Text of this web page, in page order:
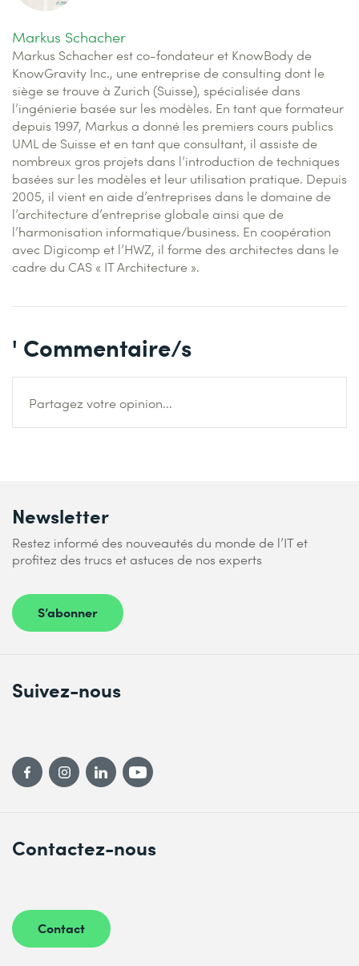
Markus Schacher
Markus Schacher est co-fondateur et KnowBody de
KnowGravity Inc., une entreprise de consulting dont le
siège se trouve à Zurich (Suisse), spécialisée dans
l’ingénierie basée sur les modèles. En tant que formateur
depuis 1997, Markus a donné les premiers cours publics
UML de Suisse et en tant que consultant, il assiste de
nombreux gros projets dans l’introduction de techniques
basées sur les modèles et leur utilisation pratique. Depuis
2005, il vient en aide d’entreprises dans le domaine de
l’architecture d’entreprise globale ainsi que de
l’harmonisation informatique/business. En coopération
avec Digicomp et l’HWZ, il forme des architectes dans le
cadre du CAS « IT Architecture ».
' Commentaire/s
Partagez votre opinion...
Newsletter
Restez informé des nouveautés du monde de l’IT et
profitez des trucs et astuces de nos experts
S’abonner
Contactez-nous
Contact
Suivez-nous